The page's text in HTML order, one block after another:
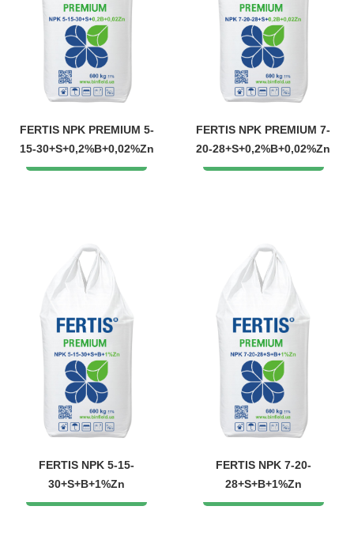
FERTIS NPK PREMIUM 5-
15-30+S+0,2%B+0,02%Zn
FERTIS NPK PREMIUM 7-
20-28+S+0,2%B+0,02%Zn
FERTIS NPK 5-15-
30+S+B+1%Zn
FERTIS NPK 7-20-
28+S+B+1%Zn